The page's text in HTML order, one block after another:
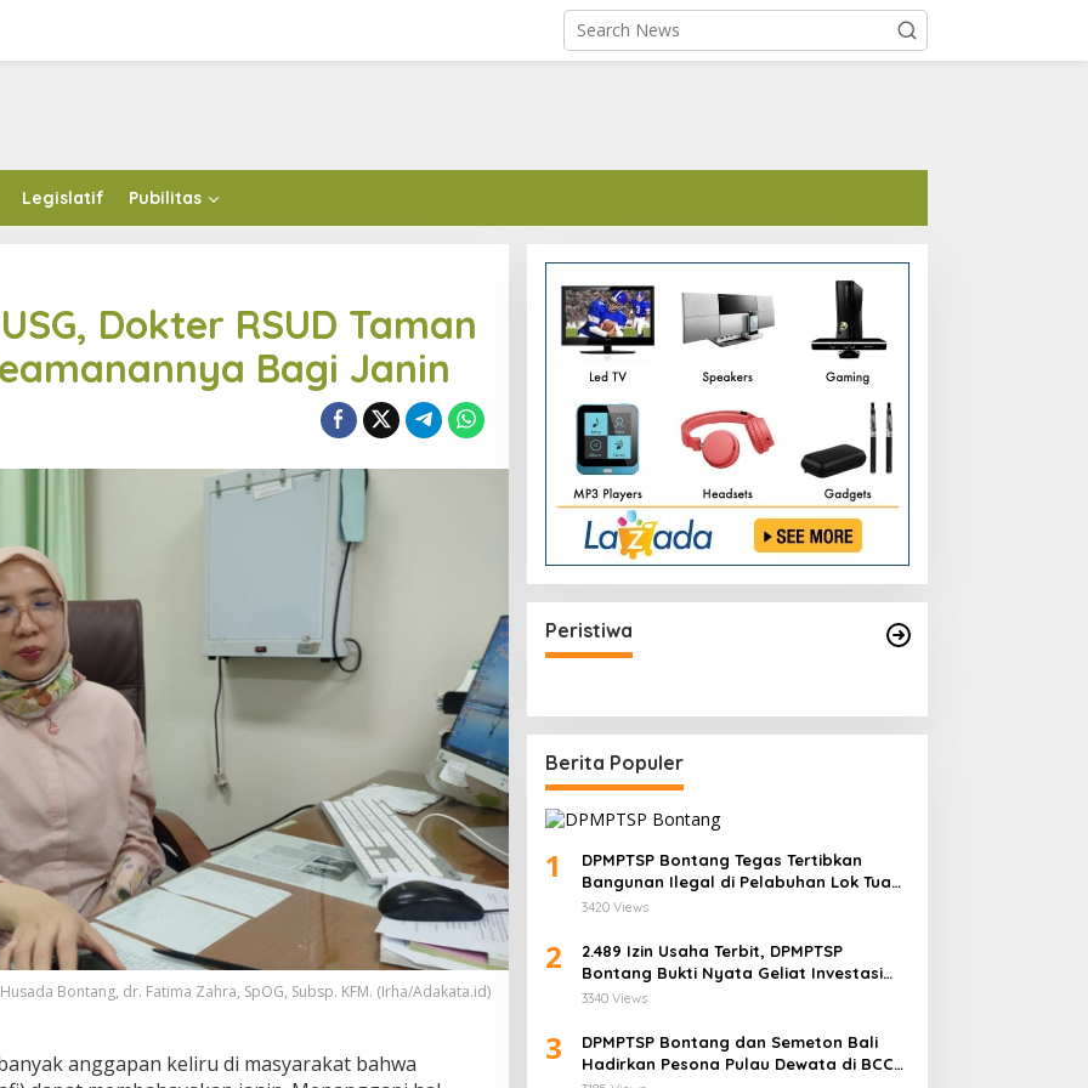
Legislatif Pubilitas
Dokter RSUD Taman
Bagi Janin
Bontang, dr. Fatima Zahra, SpOG, Subsp. KFM. (Irha/Adakata.id)
anggapan keliru di masyarakat bahwa
Peristiwa
Kapolri Sigit Minta Jajarannya
Arahan Presiden Jokowi
Berita Populer
1
DPMPTSP Bontang Tegas Tertibkan
Bangunan Ilegal di Pelabuhan Lok Tuan:
“Aset Negara Tak Boleh Dikuasai!”
3420 Views
2
2.489 Izin Usaha Terbit, DPMPTSP
Bontang Bukti Nyata Geliat Investasi
Semakin Terpercaya
3340 Views
3
DPMPTSP Bontang dan Semeton Bali
Hadirkan Pesona Pulau Dewata di BCC